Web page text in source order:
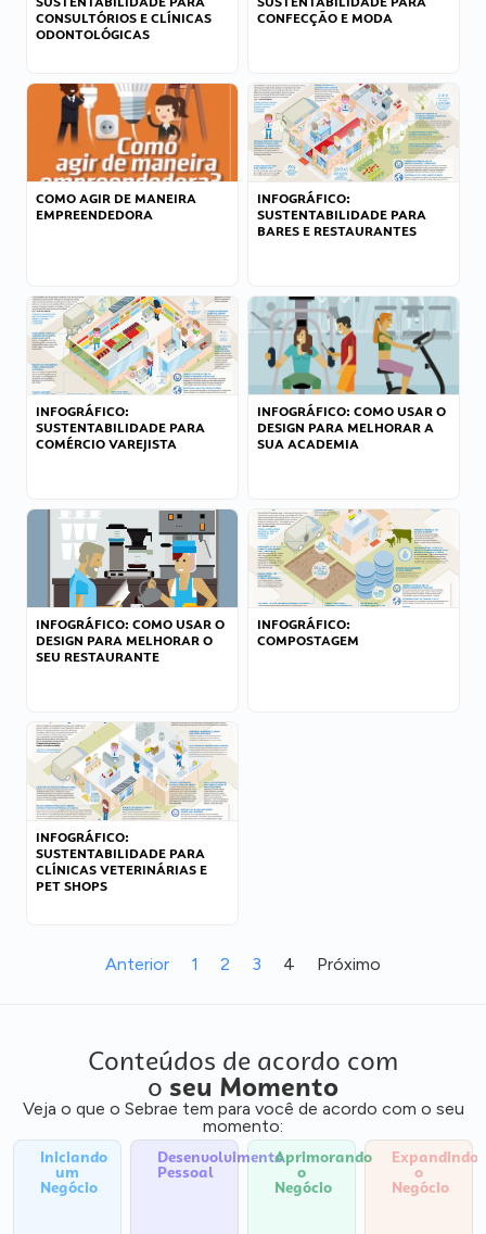
CONSULTÓRIOS E CLÍNICAS
ODONTOLÓGICAS
CONFECÇÃO E MODA
COMO AGIR DE MANEIRA
EMPREENDEDORA
INFOGRÁFICO:
SUSTENTABILIDADE PARA
BARES E RESTAURANTES
INFOGRÁFICO:
SUSTENTABILIDADE PARA
COMÉRCIO VAREJISTA
INFOGRÁFICO: COMO USAR O
DESIGN PARA MELHORAR A
SUA ACADEMIA
INFOGRÁFICO: COMO USAR O
DESIGN PARA MELHORAR O
SEU RESTAURANTE
INFOGRÁFICO:
COMPOSTAGEM
INFOGRÁFICO:
SUSTENTABILIDADE PARA
CLÍNICAS VETERINÁRIAS E
PET SHOPS
Anterior 1 2 3 4 Próximo
Conteúdos de acordo com
o seu Momento
Veja o que o Sebrae tem para você de acordo com o seu
momento:
Iniciando
um
Negócio
Desenvolvimento
Pessoal
Aprimorando
o
Negócio
Expandindo
o
Negócio